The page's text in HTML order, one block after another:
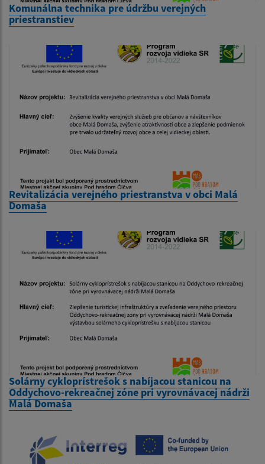
Komunálna technika pre údržbu verejných
priestranstiev
Revitalizácia verejného priestranstva v obci Malá
Domaša
Solárny cykloprístrešok s nabíjacou stanicou na
Oddychovo-rekreačnej zóne pri vyrovnávacej nádrži
Malá Domaša